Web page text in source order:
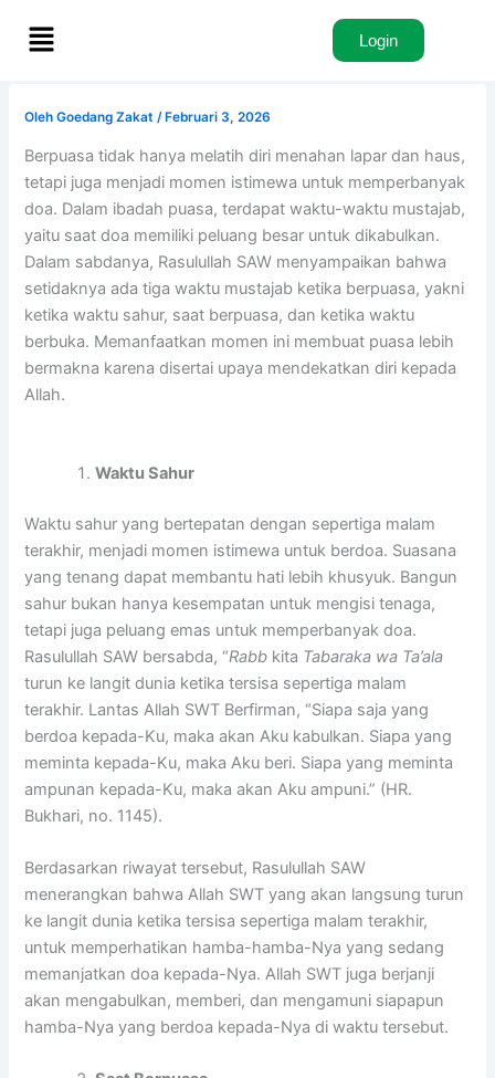
Menu Login
OlehGoedang Zakat /Februari 3, 2026
Berpuasa tidak hanya melatih diri menahan lapar dan haus,
tetapi juga menjadi momen istimewa untuk memperbanyak
doa. Dalam ibadah puasa, terdapat waktu-waktu mustajab,
yaitu saat doa memiliki peluang besar untuk dikabulkan.
Dalam sabdanya, Rasulullah SAW menyampaikan bahwa
setidaknya ada tiga waktu mustajab ketika berpuasa, yakni
ketika waktu sahur, saat berpuasa, dan ketika waktu
berbuka. Memanfaatkan momen ini membuat puasa lebih
bermakna karena disertai upaya mendekatkan diri kepada
Allah.
Waktu Sahur
Waktu sahur yang bertepatan dengan sepertiga malam
terakhir, menjadi momen istimewa untuk berdoa. Suasana
yang tenang dapat membantu hati lebih khusyuk. Bangun
sahur bukan hanya kesempatan untuk mengisi tenaga,
tetapi juga peluang emas untuk memperbanyak doa.
Rasulullah SAW bersabda, “Rabb kita Tabaraka wa Ta’ala
turun ke langit dunia ketika tersisa sepertiga malam
terakhir. Lantas Allah SWT Berfirman, “Siapa saja yang
berdoa kepada-Ku, maka akan Aku kabulkan. Siapa yang
meminta kepada-Ku, maka Aku beri. Siapa yang meminta
ampunan kepada-Ku, maka akan Aku ampuni.” (HR.
Bukhari, no. 1145).
Berdasarkan riwayat tersebut, Rasulullah SAW
menerangkan bahwa Allah SWT yang akan langsung turun
ke langit dunia ketika tersisa sepertiga malam terakhir,
untuk memperhatikan hamba-hamba-Nya yang sedang
memanjatkan doa kepada-Nya. Allah SWT juga berjanji
akan mengabulkan, memberi, dan mengamuni siapapun
hamba-Nya yang berdoa kepada-Nya di waktu tersebut.